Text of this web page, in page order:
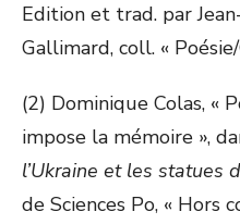
Edition et trad. par
Gallimard, coll. «
(2) Dominique Colas, «
impose la mémoire »,
l’Ukraine et les statues
de Sciences Po, « Hors